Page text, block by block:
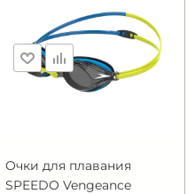
Очки для плавания
SPEEDO Vengeance